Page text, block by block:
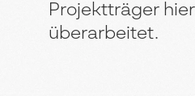
Projektträger
überarbeitet.